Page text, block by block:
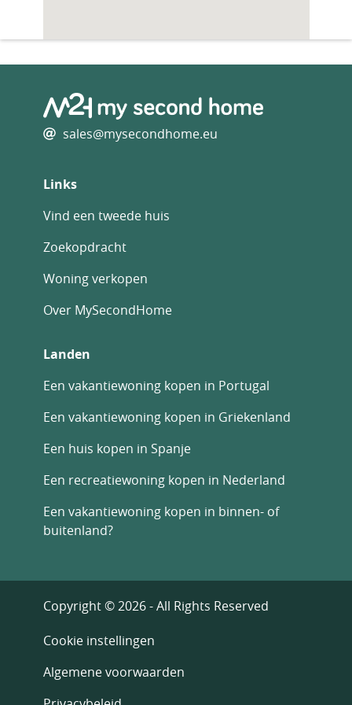
sales@mysecondhome.eu
Links
Vind een tweede huis
Zoekopdracht
Woning verkopen
Over MySecondHome
Landen
Een vakantiewoning kopen in Portugal
Een vakantiewoning kopen in Griekenland
Een huis kopen in Spanje
Een recreatiewoning kopen in Nederland
Een vakantiewoning kopen in binnen- of
buitenland?
Copyright © 2026 - All Rights Reserved
Cookie instellingen
Algemene voorwaarden